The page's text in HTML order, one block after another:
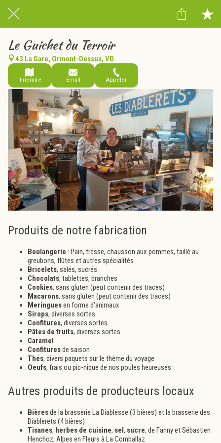
Le Guichet du Terroir
43 La Gare, Ormont-Dessus, VD
Itinéraire Email Appeler
Produits de notre fabrication
Boulangerie : Pain, tresse, chausson aux pommes, taillé au
greubons, flûtes et autres spécialités
Bricelets, salés, sucrés
Chocolats, tablettes, branches
Cookies, sans gluten (peut contenir des traces)
Macarons, sans gluten (peut contenir des traces)
Meringuesen forme d'animaux
Sirops, diverses sortes
Confitures, diverses sortes
Pâtes de fruits, diverses sortes
Caramel
Confituresde saison
Thés, divers paquets sur le thème du voyage
Oeufs, frais ou pic-nique de nos poules heureuses
Autres produits de producteurs locaux
Bièresde la brasserie La Diablesse (3 bières) et la brasserie des
Diablerets (4 bières)
Tisanes, herbes de cuisine, sel, sucre, de Fanny et Sébastien
Henchoz, Alpes en Fleurs à La Comballaz